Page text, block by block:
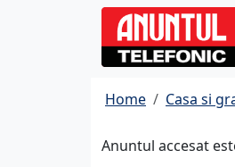
Home Casa si
Anuntul accesat